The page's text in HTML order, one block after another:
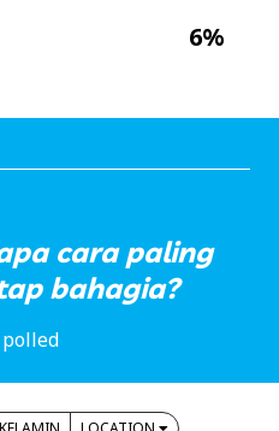
6%
cara paling
bahagia?